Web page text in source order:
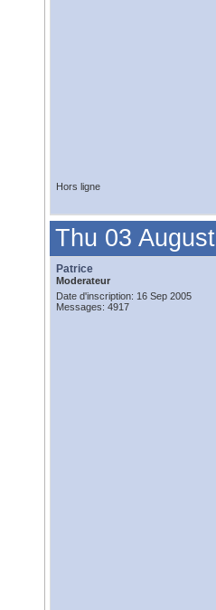
Hors ligne
Thu 03
Patrice
Moderateur
Date d'inscription: 16 Sep 2005
Messages: 4917